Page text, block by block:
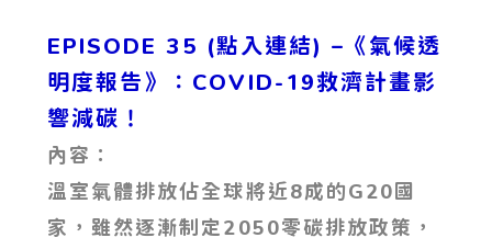
EPISODE 35 (點入連結) –《氣候透
明度報告》：COVID-19救濟計畫影
響減碳！
內容：
溫室氣體排放佔全球將近8成的G20國
家，雖然逐漸制定2050零碳排放政策，